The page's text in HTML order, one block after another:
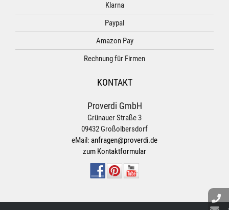
Klarna
Paypal
Amazon Pay
Rechnung für Firmen
KONTAKT
Proverdi GmbH
Grünauer Straße 3
09432 Großolbersdorf
eMail: anfragen@proverdi.de
zum Kontaktformular